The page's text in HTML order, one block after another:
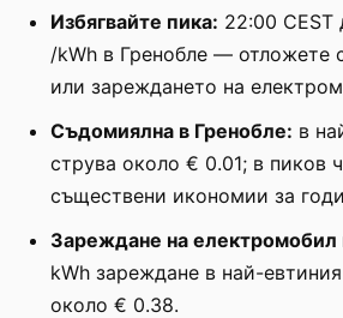
Избягвайте пика: 22:00 CEST
/kWh в Гренобле — отложете
или зареждането на
Съдомиялна в Гренобле: в
струва около € 0.01; в пиков
съществени икономии за
Зареждане на електромобил
kWh зареждане в най-
около € 0.38.